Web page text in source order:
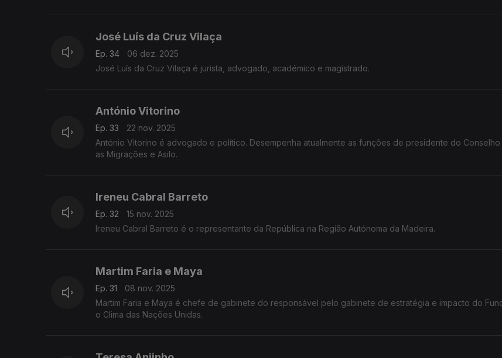
José Luís da Cruz Vilaça
Ep. 34
06 dez. 2025
José Luís da Cruz Vilaça é jurista, advogado, académico e magistrado.
António Vitorino
Ep. 33
22 nov. 2025
António Vitorino é advogado e político. Desempenha atualmente as funções de presidente do Conselho
as Migrações e Asilo.
Ireneu Cabral Barreto
Ep. 32
15 nov. 2025
Ireneu Cabral Barreto é o representante da República na Região Autónoma da Madeira.
Martim Faria e Maya
Ep. 31
08 nov. 2025
Martim Faria e Maya é chefe de gabinete do responsável pelo gabinete de estratégia e impacto do
o Clima das Nações Unidas.